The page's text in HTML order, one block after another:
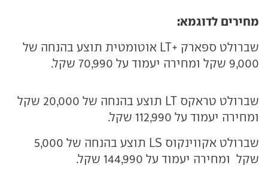
מחירים לדוגמא:
שברולט ספארק +LT אוטומטית תוצע בהנחה של
9,000 שקל ומחירה יעמוד על 70,990 שקל.
שברולט טראקס LT תוצע בהנחה של 20,000 שקל
ומחירה יעמוד על 112,990 שקל.
שברולט אקווינקוס LS תוצע בהנחה של 5,000
שקל ומחירה יעמוד על 144,990 שקל.